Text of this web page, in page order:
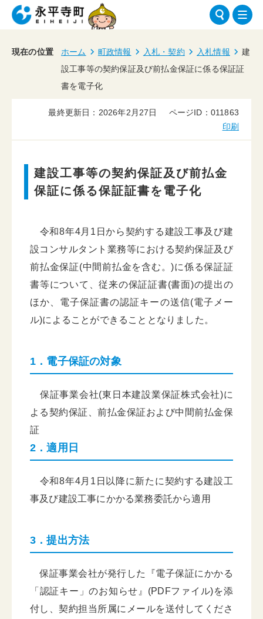
現在の位置 ホーム 町政情報 入札・契約 入札情報
建
設工事等の契約保証及び前払金保証に係る保証証
書を電子化
最終更新日：2026年2月27日
ページID：011863
印刷
建設工事等の契約保証及び前払金
保証に係る保証証書を電子化
令和8年4月1日から契約する建設工事及び建
設コンサルタント業務等における契約保証及び
前払金保証(中間前払金を含む。)に係る保証証
書等について、従来の保証証書(書面)の提出の
ほか、電子保証書の認証キーの送信(電子メー
ル)によることができることとなりました。
1．電子保証の対象
保証事業会社(東日本建設業保証株式会社)に
よる契約保証、前払金保証および中間前払金保
証
2．適用日
令和8年4月1日以降に新たに契約する建設工
事及び建設工事にかかる業務委託から適用
3．提出方法
保証事業会社が発行した『電子保証にかかる
「認証キー」のお知らせ』(PDFファイル)を添
付し、契約担当所属にメールを送付してくださ